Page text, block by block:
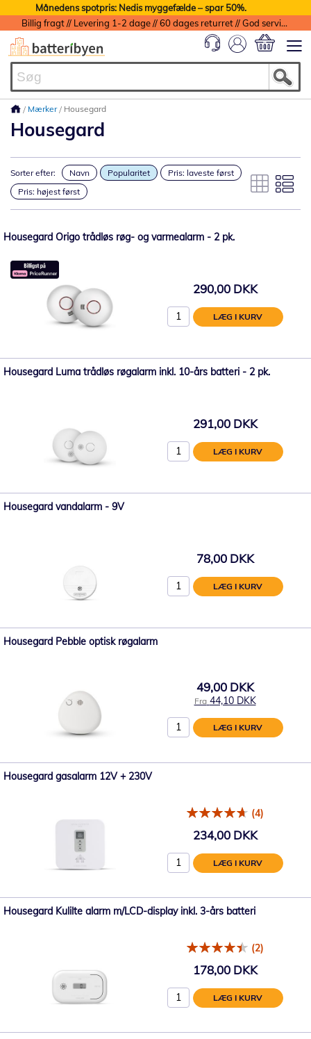
Månedens spotpris: Nedis myggefælde – spar 50%.
Billig fragt // Levering 1-2 dage // 60 dages returret // God service med garanti
Mærker Housegard
Housegard
Sorter efter: Navn Popularitet
Pris: laveste først
Pris: højest først
Housegard Origo trådløs røg- og varmealarm - 2 pk.
290,00 DKK
LÆG I KURV
Housegard Luma trådløs røgalarm inkl. 10-års batteri - 2 pk.
291,00 DKK
LÆG I KURV
Housegard vandalarm - 9V
78,00 DKK
LÆG I KURV
Housegard Pebble optisk røgalarm
49,00 DKK
Fra 44,10 DKK
LÆG I KURV
Housegard gasalarm 12V + 230V
(4)
234,00 DKK
LÆG I KURV
Housegard Kulilte alarm m/LCD-display inkl. 3-års batteri
(2)
178,00 DKK
LÆG I KURV